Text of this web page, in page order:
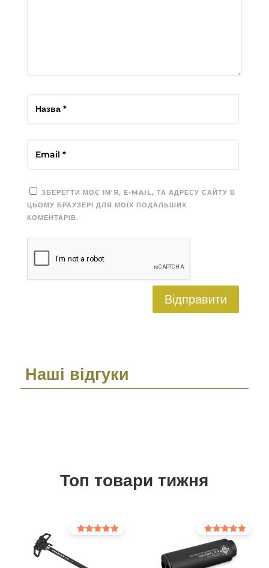
ЗБЕРЕГТИ МОЄ ІМ'Я, E-MAIL, ТА АДРЕСУ САЙТУ В
ЦЬОМУ БРАУЗЕРІ ДЛЯ МОЇХ ПОДАЛЬШИХ
КОМЕНТАРІВ.
Відправити
Наші відгуки
Топ товари тижня
Оцінено в
5.00
з 5